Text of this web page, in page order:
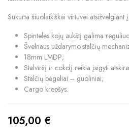
Sukurta šiuolaikiškai virtuvei atsižvelgiant
Spintelės kojų aukštį galima
Švelnaus uždarymo stalčių
18mm LMDP;
Stalviršį ir cokolį reikia įsigyti
Stalčių bėgeliai – guoliniai;
Cargo krepšys.
105,00 €